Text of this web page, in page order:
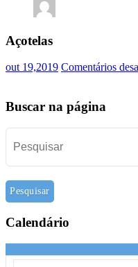
Açotelas
out 19,2019 Comentários
A
ç
o
s
Buscar na página
Calendário